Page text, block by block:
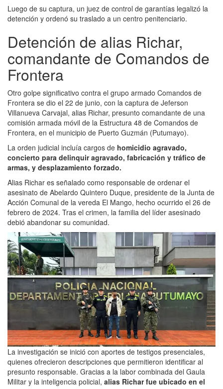
Luego de su captura, un juez de control de garantías legalizó la
detención y ordenó su traslado a un centro penitenciario.
Detención de alias Richar,
comandante de Comandos de
Frontera
Otro golpe significativo contra el grupo armado Comandos de
Frontera se dio el 22 de junio, con la captura de Jeferson
Villanueva Carvajal, alias Richar, presunto comandante de una
comisión armada móvil de la Estructura 48 de Comandos de
Frontera, en el municipio de Puerto Guzmán (Putumayo).
La orden judicial incluía cargos de homicidio agravado,
concierto para delinquir agravado, fabricación y tráfico de
armas, y desplazamiento forzado.
Alias Richar es señalado como responsable de ordenar el
asesinato de Abelardo Quintero Duque, presidente de la Junta de
Acción Comunal de la vereda El Mango, hecho ocurrido el 26 de
febrero de 2024. Tras el crimen, la familia del líder asesinado
debió abandonar su comunidad.
La investigación se inició con aportes de testigos presenciales,
quienes ofrecieron descripciones que permitieron identificar al
presunto responsable. Gracias a la labor combinada del Gaula
Militar y la inteligencia policial, alias Richar fue ubicado en el